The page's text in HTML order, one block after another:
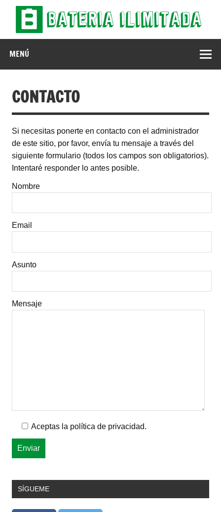
Batería Ilimitada
MENÚ
CONTACTO
Si necesitas ponerte en contacto con el administrador
de este sitio, por favor, envía tu mensaje a través del
siguiente formulario (todos los campos son obligatorios).
Intentaré responder lo antes posible.
Nombre
Email
Asunto
Mensaje
Aceptas la política de privacidad.
SÍGUEME